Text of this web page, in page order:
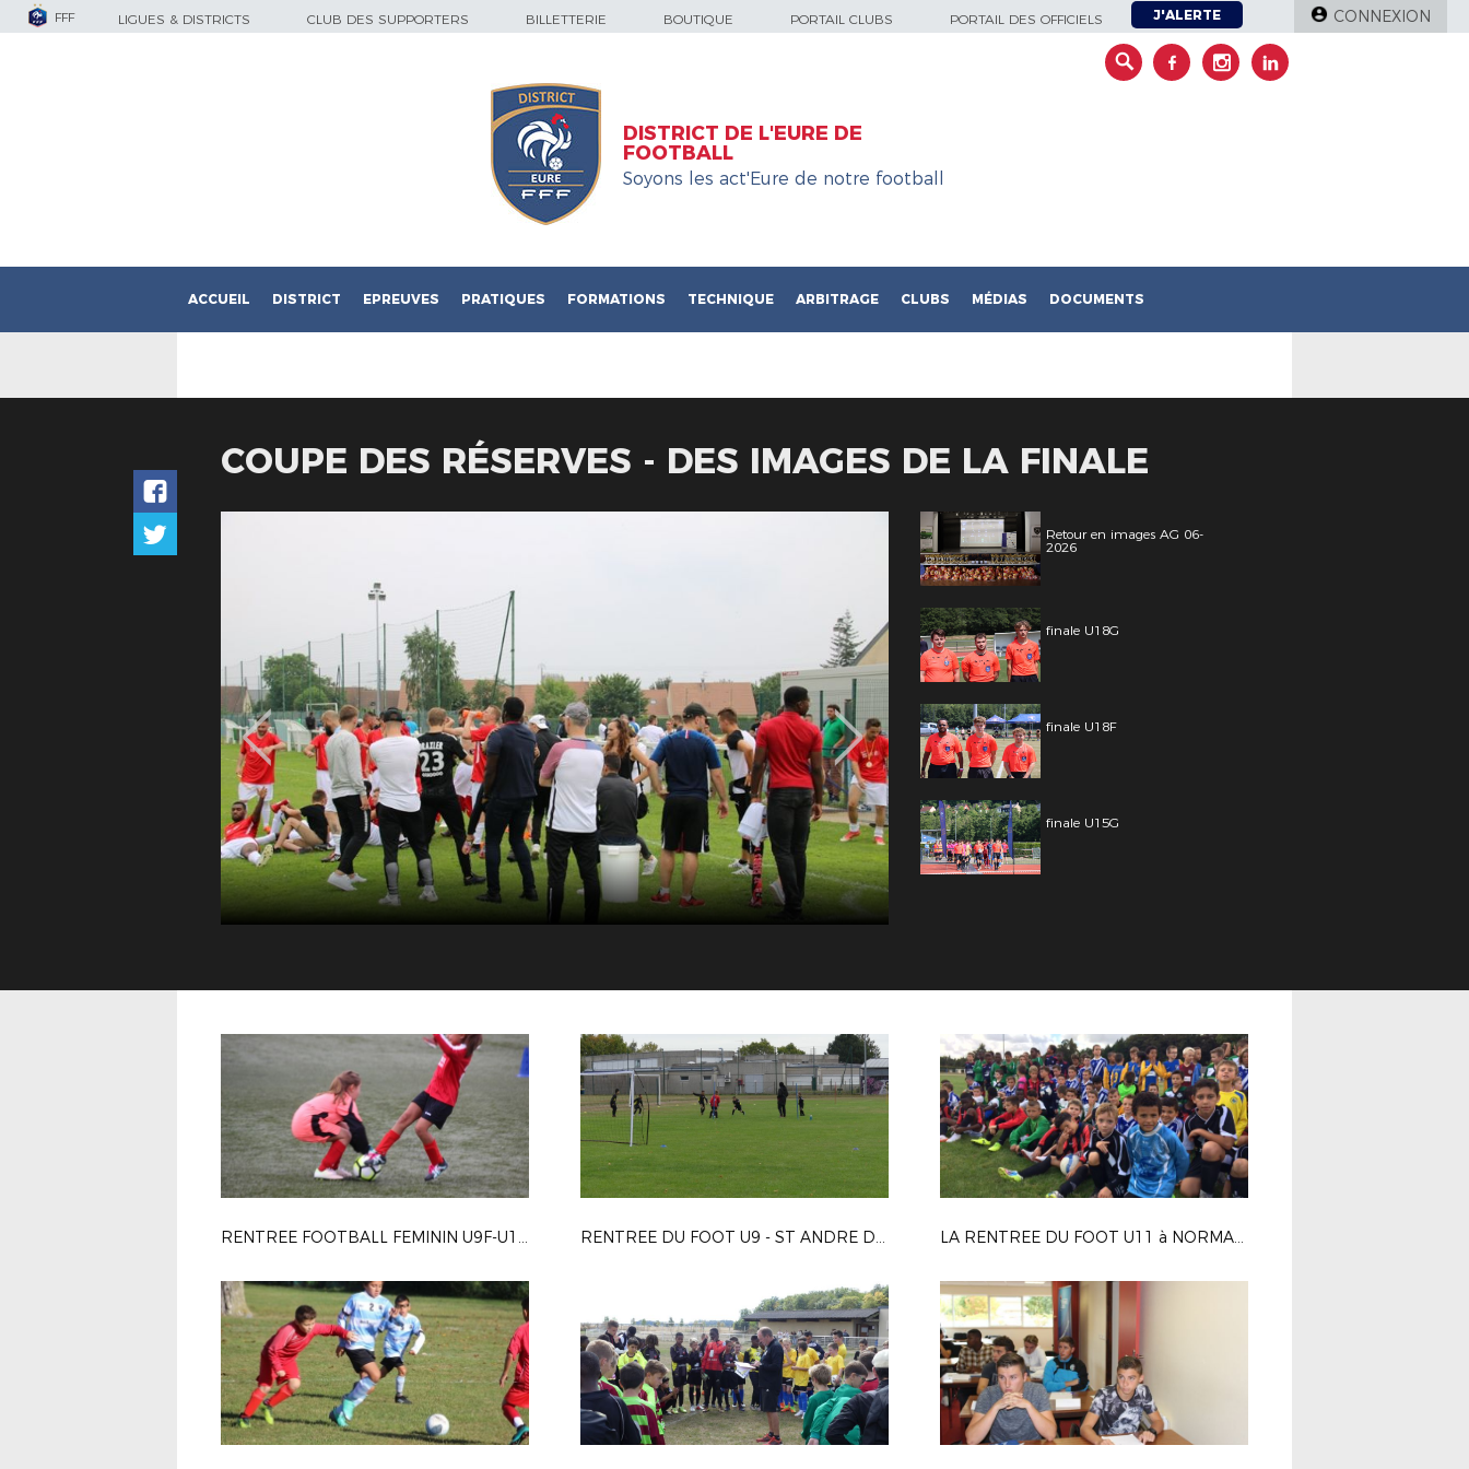
FFF LIGUES & DISTRICTS CLUB DES SUPPORTERS BILLETTERIE BOUTIQUE PORTAIL CLUBS PORTAIL DES OFFICIELS J'ALERTE CONNEXION
DISTRICT DE L'EURE DE
FOOTBALL
Soyons les act'Eure de notre football
ACCUEIL DISTRICT EPREUVES PRATIQUES FORMATIONS TECHNIQUE ARBITRAGE CLUBS MÉDIAS DOCUMENTS
COUPE DES RÉSERVES - DES IMAGES DE LA FINALE
Retour en images AG 06-
2026
finale U18G
finale U18F
finale U15G
RENTREE FOOTBALL FEMININ U9F-U11F A PACY SUR EURE RENTREE DU FOOT U9 - ST ANDRE DE L EURE LA RENTREE DU FOOT U11 à NORMANVILLE